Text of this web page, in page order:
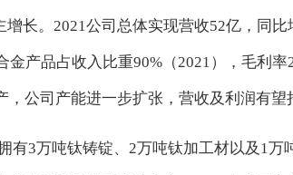
长。2021公司总体实现营收52亿，同
金产品占收入比重90%（2021），毛利
公司产能进一步扩张，营收及利润有望
有3万吨钛铸锭、2万吨钛加工材以及1